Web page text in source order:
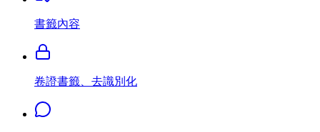
書籤內容
卷證書籤、去識別化